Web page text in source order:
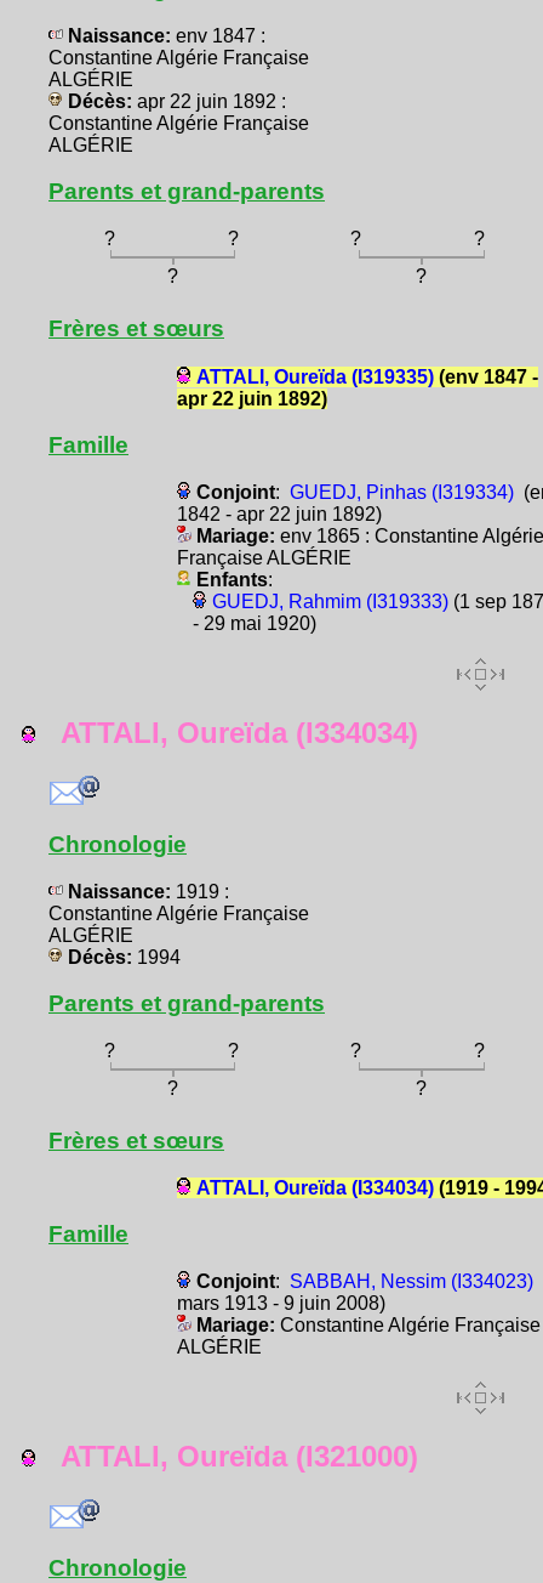
Naissance: env 1847 :
Constantine Algérie Française
ALGÉRIE
Décès: apr 22 juin 1892 :
Constantine Algérie Française
ALGÉRIE
Parents et grand-parents
? ? ?
?
?
?
Frères et sœurs
ATTALI, Oureïda (I319335)(env 1847 -
apr 22 juin 1892)
Famille
Conjoint: GUEDJ, Pinhas (I319334)
1842 - apr 22 juin 1892)
Mariage: env 1865 : Constantine Algérie
Française ALGÉRIE
Enfants:
GUEDJ, Rahmim (I319333)(1 sep
- 29 mai 1920)
ATTALI, Oureïda (I334034)
Chronologie
Naissance: 1919 :
Constantine Algérie Française
ALGÉRIE
Décès: 1994
Parents et grand-parents
? ? ?
?
?
?
Frères et sœurs
ATTALI, Oureïda (I334034)(1919 -
Famille
Conjoint: SABBAH, Nessim (I334023)
mars 1913 - 9 juin 2008)
Mariage: Constantine Algérie Française
ALGÉRIE
ATTALI, Oureïda (I321000)
Chronologie